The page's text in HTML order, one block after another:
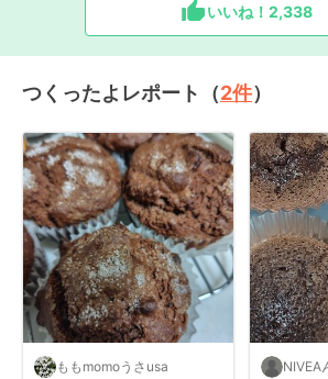
いいね！ 2,338
つくったよレポート（2件）
ももmomoうさusa
NIVEA